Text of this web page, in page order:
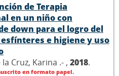
de Terapia
en un niño con
down para el logro del
e higiene y uso
Cruz, Karina .- , 2018.
en formato papel.